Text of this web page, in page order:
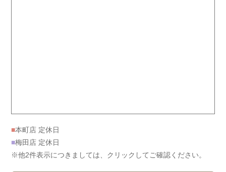
■本町店 定休日
■梅田店 定休日
※他2件表示につきましては、クリックしてご確認ください。